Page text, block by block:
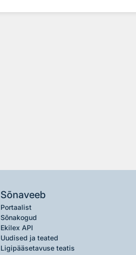
Sõnaveeb
Portaalist
Sõnakogud
Ekilex API
Uudised ja teated
Ligipääsetavuse teatis